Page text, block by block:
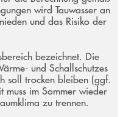
wird Tauwasser an
und das Risiko der
bezeichnet. Die
und Schallschutzes
soll trocken bleiben (ggf.
muss im Sommer wieder
zu trennen.